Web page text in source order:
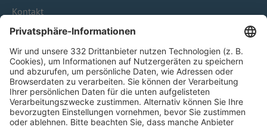
Kontakt
HÄUFIG BESUCHTE SEITEN
Pässe und Vereinswechsel
Trainerausbildung
Schulungsangebot Vereinsmitarbeiter